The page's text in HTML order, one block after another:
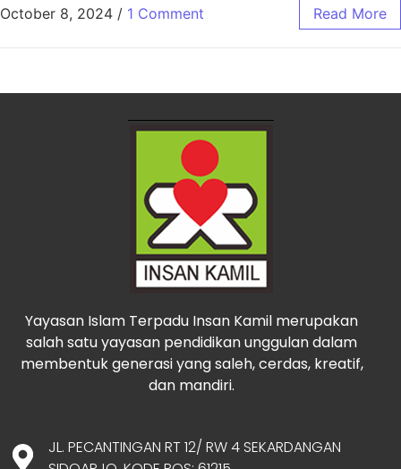
October 8, 2024 / 1 Comment Read More
Yayasan Islam Terpadu Insan Kamil merupakan
salah satu yayasan pendidikan unggulan dalam
membentuk generasi yang saleh, cerdas, kreatif,
dan mandiri.
JL. PECANTINGAN RT 12/ RW 4 SEKARDANGAN